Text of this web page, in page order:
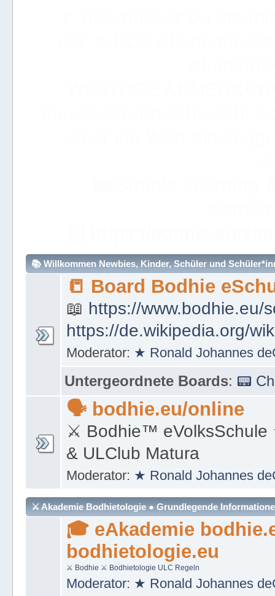
📚 Willkommen Newbies, Kinder, Schüler und
📒 Board Bodhie
📖 https://www.bodhie.eu/
https://de.wikipedia.org/
Moderator: ★ Ronald Johannes
Untergeordnete Boards: 📟
🗣 bodhie.eu/online
⚔ Bodhie™
& ULClub Matura
Moderator: ★ Ronald Johannes
⚔ Akademie Bodhietologie ● Grundlegende
🎓 eAkademie
bodhietologie.eu
⚔ Bodhie ⚔ Bodhietologie ULC Regeln
Moderator: ★ Ronald Johannes